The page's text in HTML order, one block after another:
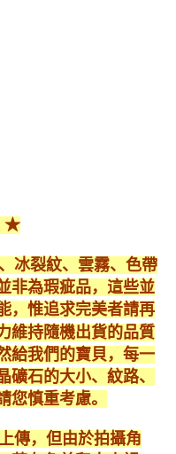
★
冰裂紋、雲霧、色帶
非為瑕疵品，這些並
，惟追求完美者請再
維持隨機出貨的品質
給我們的寶貝，每一
石的大小、紋路、
您慎重考慮。
傳，但由於拍攝角